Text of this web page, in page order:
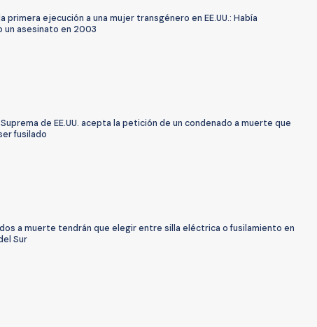
primera ejecución a una mujer transgénero en EE.UU.: Había
un asesinato en 2003
de EE.UU. acepta la petición de un condenado a muerte que
fusilado
a muerte tendrán que elegir entre silla eléctrica o fusilamiento en
Sur